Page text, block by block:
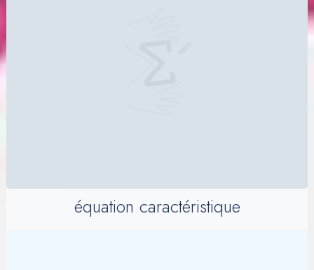
équation caractéristique